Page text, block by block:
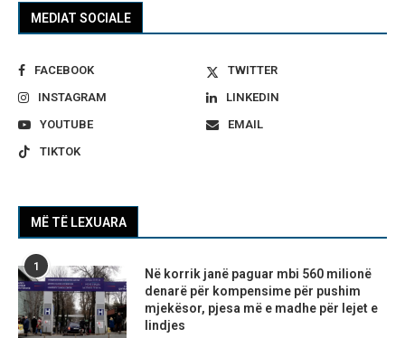
MEDIAT SOCIALE
FACEBOOK
TWITTER
INSTAGRAM
LINKEDIN
YOUTUBE
EMAIL
TIKTOK
MË TË LEXUARA
1
Në korrik janë paguar mbi 560 milionë
denarë për kompensime për pushim
mjekësor, pjesa më e madhe për lejet e
lindjes